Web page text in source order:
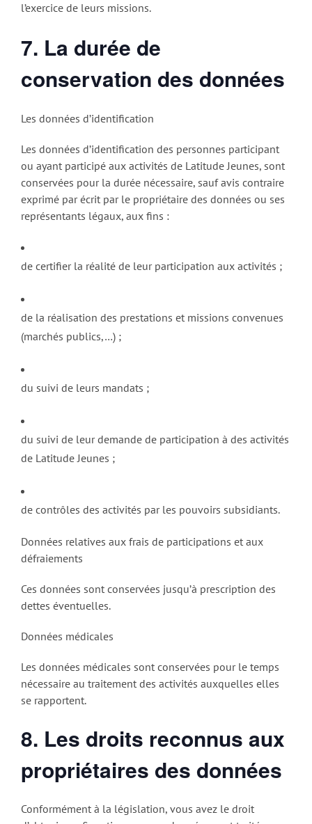
l’exercice de leurs missions.
7. La durée de
conservation des données
Les données d’identification
Les données d’identification des personnes participant
ou ayant participé aux activités de Latitude Jeunes, sont
conservées pour la durée nécessaire, sauf avis contraire
exprimé par écrit par le propriétaire des données ou ses
représentants légaux, aux fins :
de certifier la réalité de leur participation aux activités ;
de la réalisation des prestations et missions convenues
(marchés publics,…) ;
du suivi de leurs mandats ;
du suivi de leur demande de participation à des activités
de Latitude Jeunes ;
de contrôles des activités par les pouvoirs subsidiants.
Données relatives aux frais de participations et aux
défraiements
Ces données sont conservées jusqu’à prescription des
dettes éventuelles.
Données médicales
Les données médicales sont conservées pour le temps
nécessaire au traitement des activités auxquelles elles
se rapportent.
8. Les droits reconnus aux
propriétaires des données
Conformément à la législation, vous avez le droit